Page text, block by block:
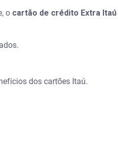
o cartão de crédito Extra Itaú
dos cartões Itaú.